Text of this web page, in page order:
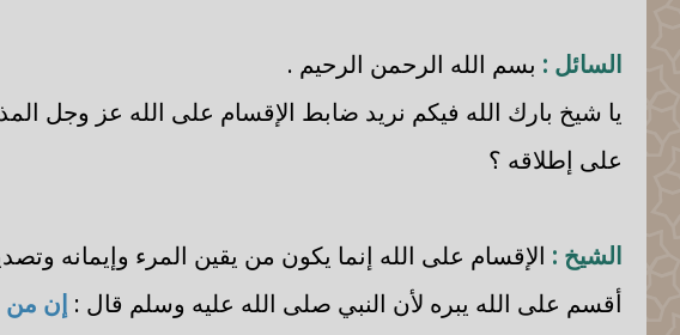
السائل : بسم الله الرحمن الرحيم .
يا شيخ بارك الله فيكم نريد ضابط الإقسام على الله عز وجل
على إطلاقه ؟
الشيخ : الإقسام على الله إنما يكون من يقين المرء وإيمانه
أقسم على الله يبره لأن النبي صلى الله عليه وسلم قال : إن من